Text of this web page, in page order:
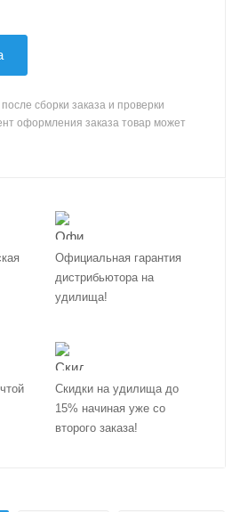
сборки заказа и проверки
оформления заказа товар может
Официальная гарантия
дистрибьютора на
удилища!
Скидки на удилища до
15% начиная уже со
второго заказа!